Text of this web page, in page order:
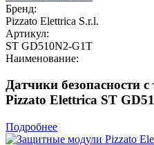
Бренд:
Pizzato Elettrica S.r.l.
Артикул:
ST GD510N2-G1T
Наименование:
Датчики безопасности
Pizzato Elettrica ST
Подробнее